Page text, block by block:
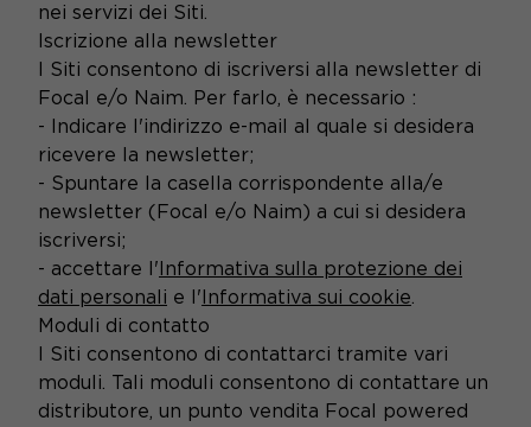
nei servizi dei Siti.
Iscrizione alla newsletter
I Siti consentono di iscriversi alla newsletter di
Focal e/o Naim. Per farlo, è necessario :
- Indicare l'indirizzo e-mail al quale si desidera
ricevere la newsletter;
- Spuntare la casella corrispondente alla/e
newsletter (Focal e/o Naim) a cui si desidera
iscriversi;
- accettare l'Informativa sulla protezione dei
dati personali e l'Informativa sui cookie.
Moduli di contatto
I Siti consentono di contattarci tramite vari
moduli. Tali moduli consentono di contattare un
distributore, un punto vendita Focal powered